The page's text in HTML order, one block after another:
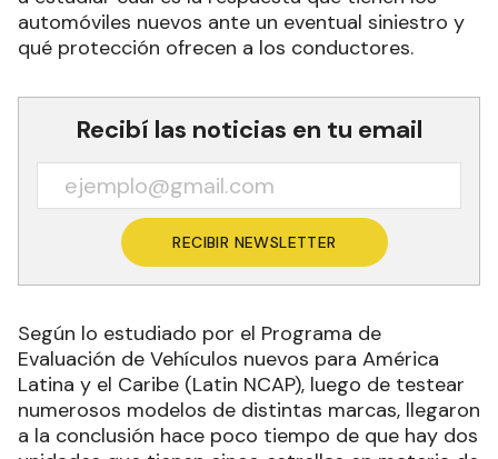
automóviles nuevos ante un eventual siniestro y
qué protección ofrecen a los conductores.
Recibí las noticias en tu email
RECIBIR NEWSLETTER
Según lo estudiado por el Programa de
Evaluación de Vehículos nuevos para América
Latina y el Caribe (Latin NCAP), luego de testear
numerosos modelos de distintas marcas, llegaron
a la conclusión hace poco tiempo de que hay dos